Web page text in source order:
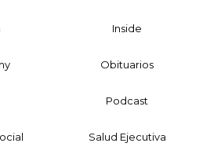
Inside
Obituarios
Podcast
Salud Ejecutiva